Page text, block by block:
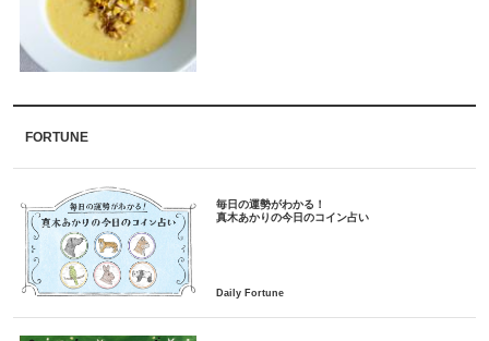
FORTUNE
毎日の運勢がわかる！